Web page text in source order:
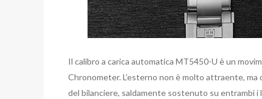
Il calibro a carica automatica MT5450-U è un
Chronometer. L’esterno non è molto attraente,
del bilanciere, saldamente sostenuto su entrambi i